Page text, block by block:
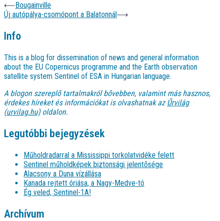
⟵ Bougainville
Új autópálya-csomópont a Balatonnál ⟶
Info
This is a blog for dissemination of news and general information
about the EU Copernicus programme and the Earth observation
satellite system Sentinel of ESA in Hungarian language.
A blogon szereplő tartalmakról bővebben, valamint más hasznos,
érdekes híreket és információkat is olvashatnak azŰrvilág
(urvilag.hu)oldalon.
Legutóbbi bejegyzések
Műholdradarral a Mississippi torkolatvidéke felett
Sentinel műholdképek biztonsági jelentősége
Alacsony a Duna vízállása
Kanada rejtett óriása, a Nagy-Medve-tó
Ég veled, Sentinel-1A!
Archívum